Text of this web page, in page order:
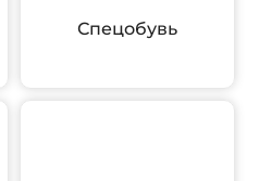
Спецобувь